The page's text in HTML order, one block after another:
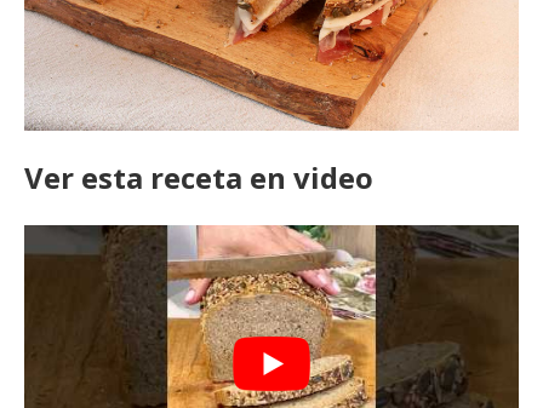
Ver esta receta en video